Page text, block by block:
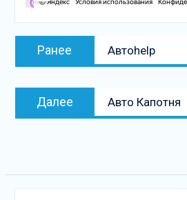
Навигация
Ранее
Предыдущая
запись:
Автоhelp
Далее
Следующая
запись
Авто Капотня